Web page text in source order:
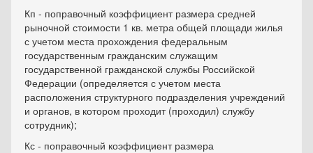
Кп - поправочный коэффициент размера средней
рыночной стоимости 1 кв. метра общей площади жилья
с учетом места прохождения федеральным
государственным гражданским служащим
государственной гражданской службы Российской
Федерации (определяется с учетом места
расположения структурного подразделения учреждений
и органов, в котором проходит (проходил) службу
сотрудник);
Кс - поправочный коэффициент размера